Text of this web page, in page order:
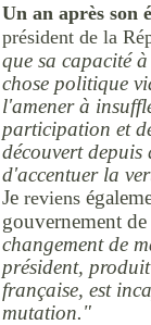
Un an après son
président de la
que sa capacité
chose politique
l'amener à
participation et
découvert depuis
d'accentuer la
Je reviens
gouvernement
changement de
président,
française, est
mutation."